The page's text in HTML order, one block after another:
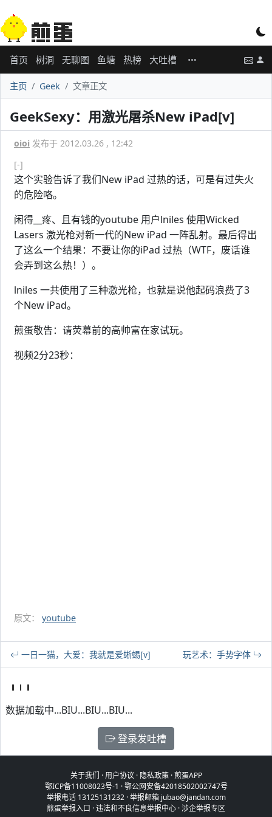
首页 树洞 无聊图 鱼塘 热榜 大吐槽
主页 Geek 文章正文
GeekSexy：用激光屠杀New iPad[v]
oioi 发布于 2012.03.26 , 12:42
[-]
这个实验告诉了我们New iPad 过热的话，可是有过失火
的危险咯。
闲得__疼、且有钱的youtube 用户lniles 使用Wicked
Lasers 激光枪对新一代的New iPad 一阵乱射。最后得出
了这么一个结果：不要让你的iPad 过热（WTF，废话谁
会弄到这么热！）。
lniles 一共使用了三种激光枪，也就是说他起码浪费了3
个New iPad。
煎蛋敬告：请荧幕前的高帅富在家试玩。
视频2分23秒：
原文： youtube
一日一猫，大爱：我就是爱蜥蜴[v] 玩艺术：手势字体
数据加载中...BIU...BIU...BIU...
登录发吐槽
关于我们 ·用户协议 · 隐私政策·煎蛋APP
鄂ICP备11008023号-1 ·鄂公网安备42018502002747号
举报电话 13125131232 · 举报邮箱 jubao@jandan.com
煎蛋举报入口 ·违法和不良信息举报中心 ·涉企举报专区